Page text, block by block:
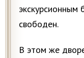
экскурсионным
свободен.
В этом же